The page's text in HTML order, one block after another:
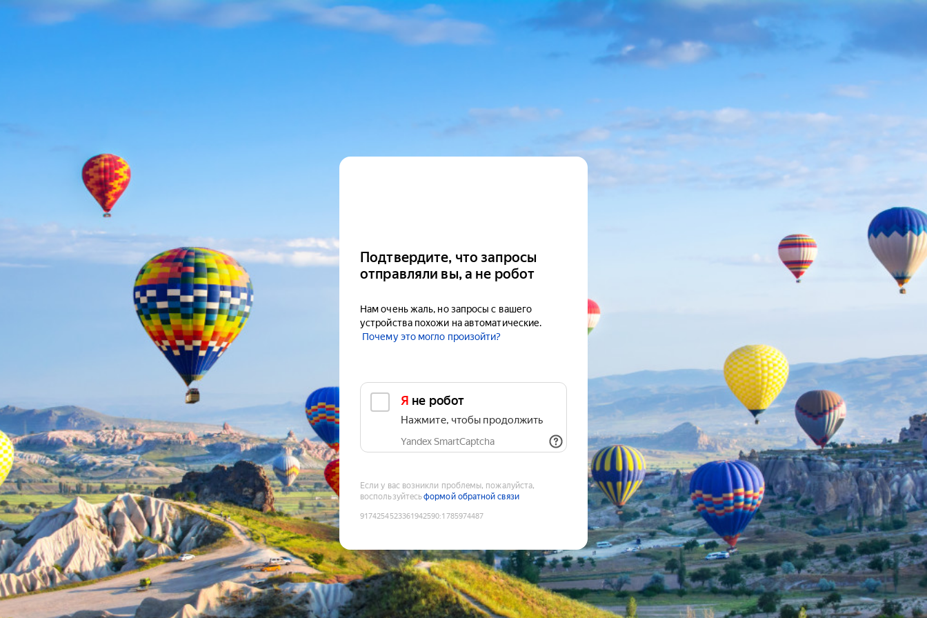
Подтвердите, что запросы
отправляли вы, а не робот
Нам очень жаль, но запросы с вашего
устройства похожи на автоматические.
Почему это могло произойти?
Я не робот
Нажмите, чтобы продолжить
Yandex SmartCaptcha
Если у вас возникли проблемы, пожалуйста,
воспользуйтесьформой обратной связи
9174254523361942590:1785974487